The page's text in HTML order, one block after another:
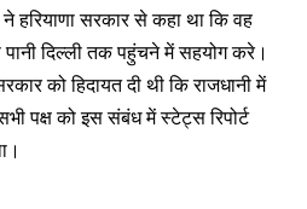
हरियाणा सरकार से कहा था कि वह
दिल्ली तक पहुंचने में सहयोग करे।
को हिदायत दी थी कि राजधानी में
सभी पक्ष को इस संबंध में स्टेट्स रिपोर्ट